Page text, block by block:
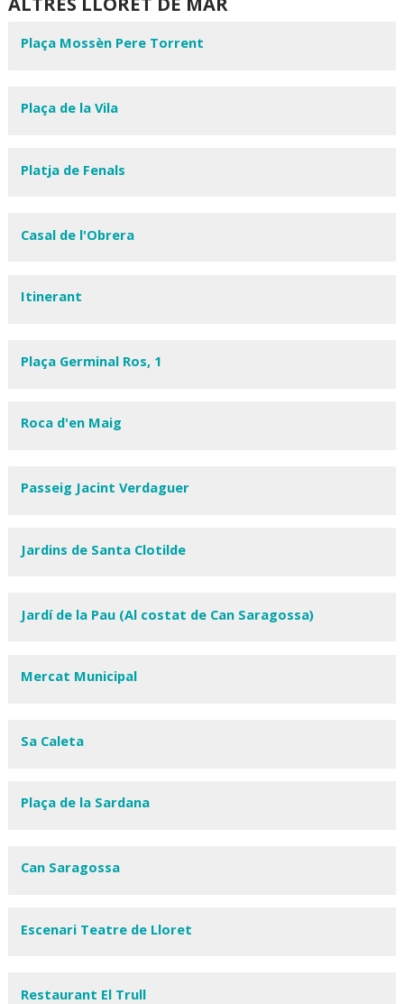
Plaça Mossèn Pere Torrent
Plaça de la Vila
Platja de Fenals
Casal de l'Obrera
Itinerant
Plaça Germinal Ros, 1
Roca d'en Maig
Passeig Jacint Verdaguer
Jardins de Santa Clotilde
Jardí de la Pau (Al costat de Can Saragossa)
Mercat Municipal
Sa Caleta
Plaça de la Sardana
Can Saragossa
Escenari Teatre de Lloret
Restaurant El Trull